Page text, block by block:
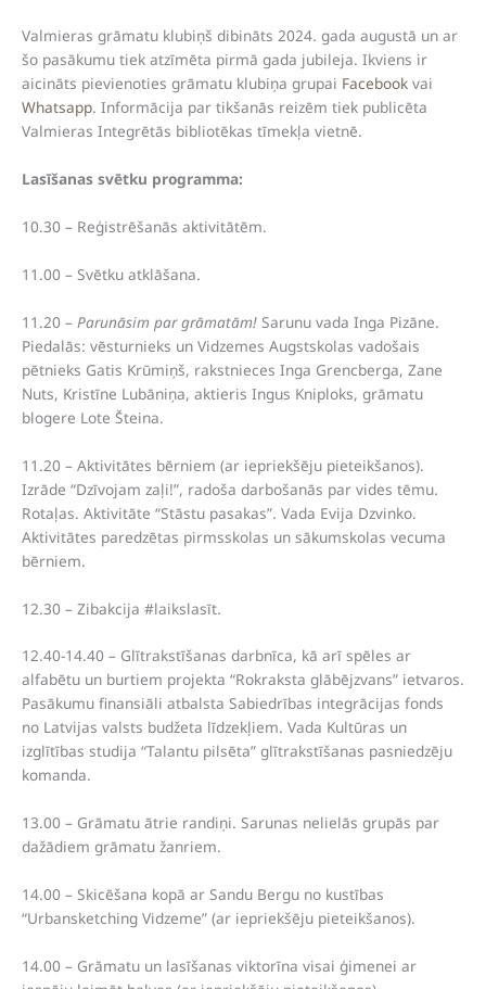
Valmieras grāmatu klubiņš dibināts 2024. gada augustā un ar
šo pasākumu tiek atzīmēta pirmā gada jubileja. Ikviens ir
aicināts pievienoties grāmatu klubiņa grupai Facebook vai
Whatsapp. Informācija par tikšanās reizēm tiek publicēta
Valmieras Integrētās bibliotēkas tīmekļa vietnē.
Lasīšanas svētku programma:
10.30 – Reģistrēšanās aktivitātēm.
11.00 – Svētku atklāšana.
11.20 – Parunāsim par grāmatām! Sarunu vada Inga Pizāne.
Piedalās: vēsturnieks un Vidzemes Augstskolas vadošais
pētnieks Gatis Krūmiņš, rakstnieces Inga Grencberga, Zane
Nuts, Kristīne Lubāniņa, aktieris Ingus Kniploks, grāmatu
blogere Lote Šteina.
11.20 – Aktivitātes bērniem (ar iepriekšēju pieteikšanos).
Izrāde “Dzīvojam zaļi!”, radoša darbošanās par vides tēmu.
Rotaļas. Aktivitāte “Stāstu pasakas”. Vada Evija Dzvinko.
Aktivitātes paredzētas pirmsskolas un sākumskolas vecuma
bērniem.
12.30 – Zibakcija #laikslasīt.
12.40-14.40 – Glītrakstīšanas darbnīca, kā arī spēles ar
alfabētu un burtiem projekta “Rokraksta glābējzvans” ietvaros.
Pasākumu finansiāli atbalsta Sabiedrības integrācijas fonds
no Latvijas valsts budžeta līdzekļiem. Vada Kultūras un
izglītības studija “Talantu pilsēta” glītrakstīšanas pasniedzēju
komanda.
13.00 – Grāmatu ātrie randiņi. Sarunas nelielās grupās par
dažādiem grāmatu žanriem.
14.00 – Skicēšana kopā ar Sandu Bergu no kustības
“Urbansketching Vidzeme” (ar iepriekšēju pieteikšanos).
14.00 – Grāmatu un lasīšanas viktorīna visai ģimenei ar